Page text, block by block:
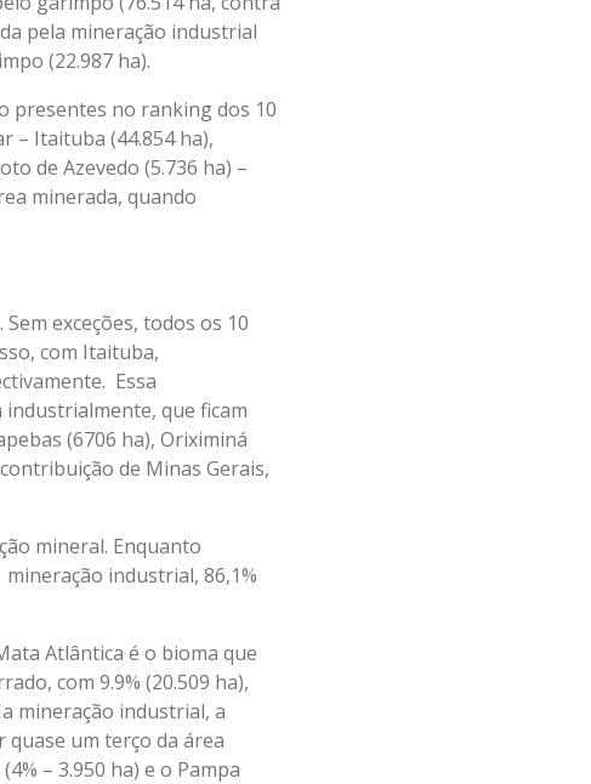
pela mineração industrial
(22.987 ha).
presentes no ranking dos 10
– Itaituba (44.854 ha),
de Azevedo (5.736 ha) –
minerada, quando
exceções, todos os 10
com Itaituba,
Essa
que ficam
(6706 ha), Oriximiná
de Minas Gerais,
mineral. Enquanto
industrial, 86,1%
Atlântica é o bioma que
com 9.9% (20.509 ha),
mineração industrial, a
quase um terço da área
– 3.950 ha) e o Pampa